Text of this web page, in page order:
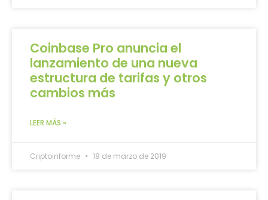
Coinbase Pro anuncia el
lanzamiento de una nueva
estructura de tarifas y otros
cambios más
LEER MÁS »
Criptoinforme 18 de marzo de 2019